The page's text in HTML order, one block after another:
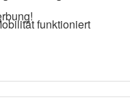
funktioniert